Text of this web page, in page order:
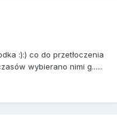
:):) co do przetłoczenia
wybierano nimi g......